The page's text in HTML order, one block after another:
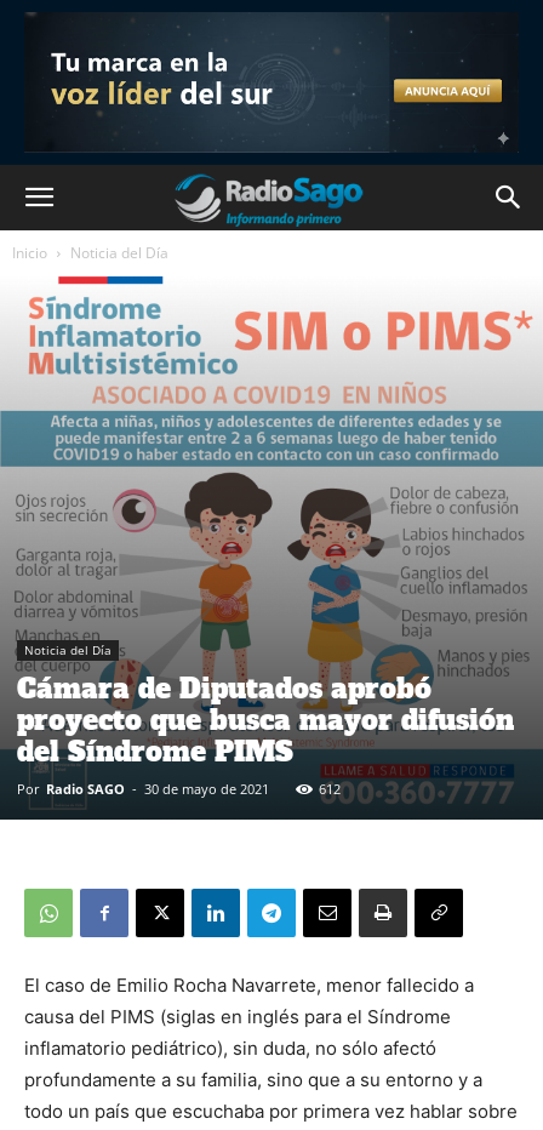
Inicio Noticia del Día
Noticia del Día
Cámara de Diputados aprobó
proyecto que busca mayor difusión
del Síndrome PIMS
Por Radio SAGO - 30 de mayo de 2021 612
El caso de Emilio Rocha Navarrete, menor fallecido a
causa del PIMS (siglas en inglés para el Síndrome
inflamatorio pediátrico), sin duda, no sólo afectó
profundamente a su familia, sino que a su entorno y a
todo un país que escuchaba por primera vez hablar sobre